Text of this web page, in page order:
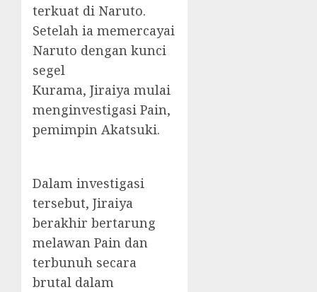
terkuat di Naruto.
Setelah ia memercayai
Naruto dengan kunci
segel
Kurama, Jiraiya mulai
menginvestigasi Pain,
pemimpin Akatsuki.
Dalam investigasi
tersebut, Jiraiya
berakhir bertarung
melawan Pain dan
terbunuh secara
brutal dalam